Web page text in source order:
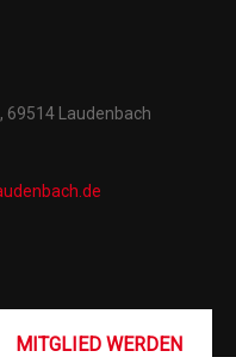
69514 Laudenbach
MITGLIED WERDEN